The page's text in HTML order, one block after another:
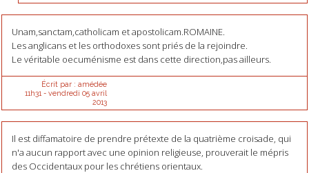
Unam,sanctam,catholicam et apostolicam.ROMAINE.
Les anglicans et les orthodoxes sont priés de la rejoindre.
Le véritable oecuménisme est dans cette direction,pas ailleurs.
Écrit par : amédée
11h31 - vendredi 05 avril
2013
Il est diffamatoire de prendre prétexte de la quatrième croisade, qui
n'a aucun rapport avec une opinion religieuse, prouverait le mépris
des Occidentaux pour les chrétiens orientaux.